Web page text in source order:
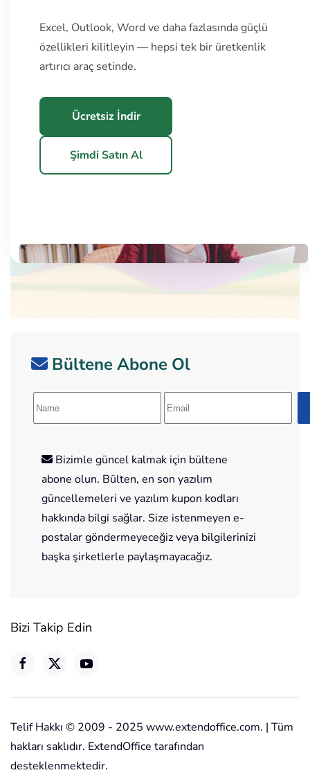
Excel, Outlook, Word ve daha fazlasında güçlü
özellikleri kilitleyin — hepsi tek bir üretkenlik
Ücretsiz İndir
Şimdi Satın Al
Bültene Abone Ol
Bizimle güncel kalmak için bültene
abone olun. Bülten, en son yazılım
güncellemeleri ve yazılım kupon kodları
hakkında bilgi sağlar. Size istenmeyen e-
postalar göndermeyeceğiz veya bilgilerinizi
Telif Hakkı © 2009 - 2025 www.extendoffice.com. | Tüm
hakları saklıdır. ExtendOffice tarafından